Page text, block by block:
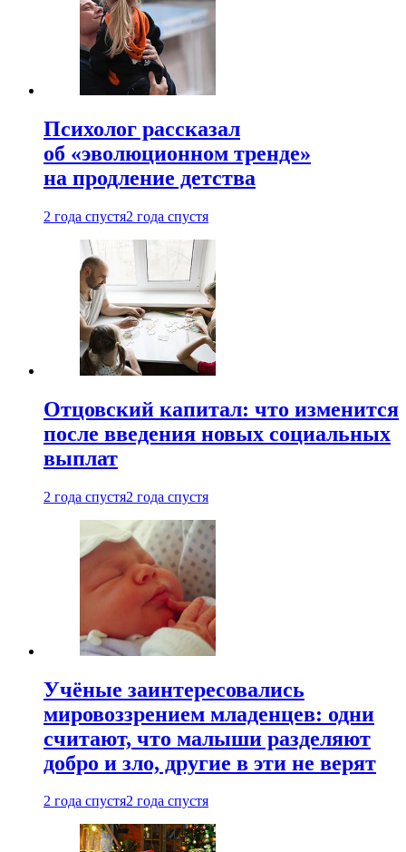
Психолог рассказал
об «эволюционном тренде»
на продление детства
2 года спустя2 года спустя
Отцовский капитал: что изменится
после введения новых социальных
выплат
2 года спустя2 года спустя
Учёные заинтересовались
мировоззрением младенцев: одни
считают, что малыши разделяют
добро и зло, другие в эти не верят
2 года спустя2 года спустя